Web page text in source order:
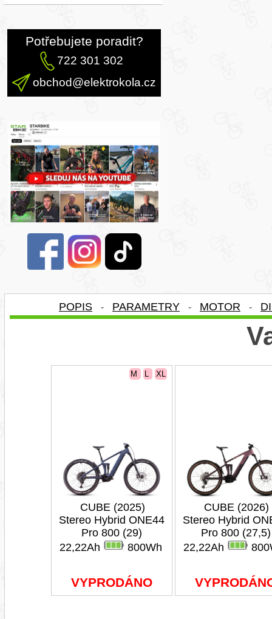
Potřebujete poradit?
722 301 302
obchod@elektrokola.cz
POPIS - PARAMETRY - MOTOR -
M L XL
CUBE (2025)
Stereo Hybrid ONE44
Pro 800 (29)
22,22Ah
800Wh
VYPRODÁNO
CUBE (2026)
Stereo Hybrid
Pro 800 (27,5)
22,22Ah